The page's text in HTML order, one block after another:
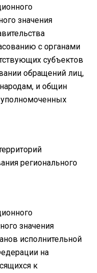
значения
с органами
субъектов
обращений лиц,
и общин
регионального
значения
исполнительной
на
к